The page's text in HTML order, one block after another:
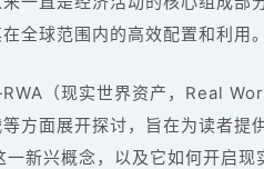
全球范围内的高效配置和利用。
（现实世界资产，Real
方面展开探讨，旨在为读者提
新兴概念，以及它如何开启现